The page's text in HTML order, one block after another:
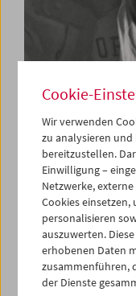
Maria
Geburtstag
14. November 2019
Anlässlich des 100.
Lassnig mit einer
Cookie-
Wir verwenden
zu analysieren
bereitzustellen.
Einwilligung –
Netzwerke,
Cookies
personalisieren
auszuwerten.
erhobenen Daten
zusammenführen,
der Dienste